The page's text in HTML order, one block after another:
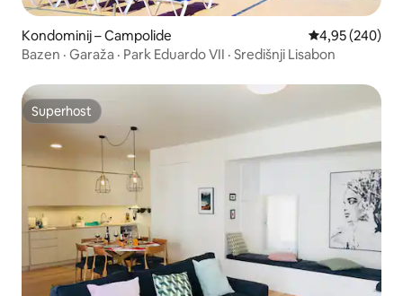
Kondominij – Campolide Prosječna
4,95 (240)
Bazen · Garaža · Park Eduardo VII · Središnji Lisabon
Superhost
Superhost